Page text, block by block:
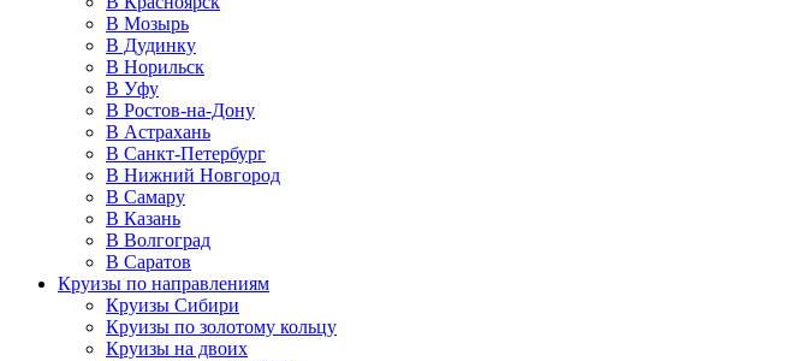
В Мозырь
В Дудинку
В Норильск
В Уфу
В Ростов-на-Дону
В Астрахань
В Санкт-Петербург
В Нижний Новгород
В Самару
В Казань
В Волгоград
В Саратов
Круизы по направлениям
Круизы Сибири
Круизы по золотому кольцу
Круизы на двоих